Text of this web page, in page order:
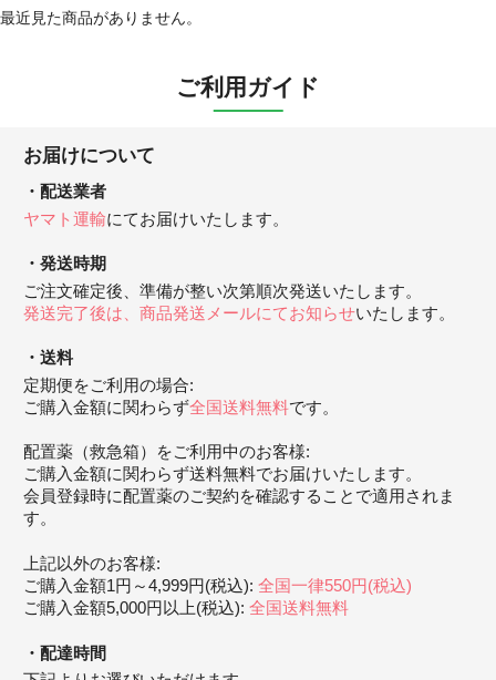
最近見た商品がありません。
ご利用ガイド
お届けについて
配送業者
ヤマト運輸にてお届けいたします。
発送時期
ご注文確定後、準備が整い次第順次発送いたします。
発送完了後は、商品発送メールにてお知らせいたします。
送料
定期便をご利用の場合:
ご購入金額に関わらず全国送料無料です。
配置薬（救急箱）をご利用中のお客様:
ご購入金額に関わらず送料無料でお届けいたします。
会員登録時に配置薬のご契約を確認することで適用されま
す。
上記以外のお客様:
ご購入金額1円～4,999円(税込): 全国一律550円(税込)
ご購入金額5,000円以上(税込): 全国送料無料
配達時間